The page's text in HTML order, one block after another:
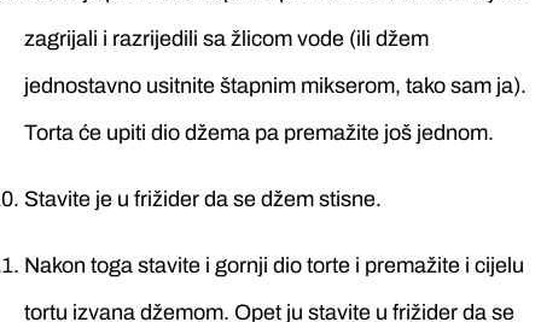
zagrijali i razrijedili sa žlicom vode (ili džem
jednostavno usitnite štapnim mikserom, tako sam ja).
Torta će upiti dio džema pa premažite još jednom.
Stavite je u frižider da se džem stisne.
Nakon toga stavite i gornji dio torte i premažite i cijelu
tortu izvana džemom. Opet ju stavite u frižider da se